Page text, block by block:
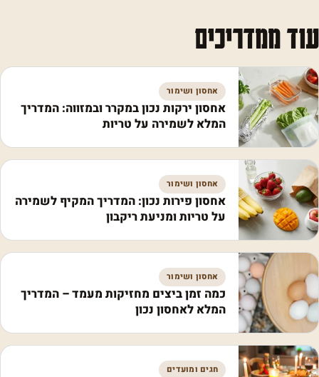
עוד ממדריכים
אחסון ושימור
אחסון ירקות נכון במקרר ובמזווה: המדריך
המלא לשמירה על טריות
אחסון ושימור
אחסון פירות נכון: המדריך המקיף לשמירה
על טריות ומניעת ריקבון
אחסון ושימור
כמה זמן ביצים מחזיקות מעמד – המדריך
המלא לאחסון נכון
חגים ומועדים